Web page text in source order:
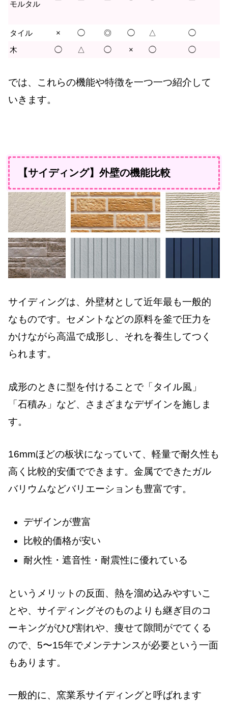
モルタル
タイル × ◯ ◎ ◯ △
◯
木
◯ △ ◯ × ◯ ◯
では、これらの機能や特徴を一つ一つ紹介して
いきます。
【サイディング】外壁の機能比較
サイディングは、外壁材として近年最も一般的
なものです。セメントなどの原料を釜で圧力を
かけながら高温で成形し、それを養生してつく
られます。
成形のときに型を付けることで「タイル風」
「石積み」など、さまざまなデザインを施しま
す。
16mmほどの板状になっていて、軽量で耐久性も
高く比較的安価でできます。金属でできたガル
バリウムなどバリエーションも豊富です。
デザインが豊富
比較的価格が安い
耐火性・遮音性・耐震性に優れている
というメリットの反面、熱を溜め込みやすいこ
とや、サイディングそのものよりも継ぎ目のコ
ーキングがひび割れや、痩せて隙間がでてくる
ので、5〜15年でメンテナンスが必要という一面
もあります。
一般的に、窯業系サイディングと呼ばれます